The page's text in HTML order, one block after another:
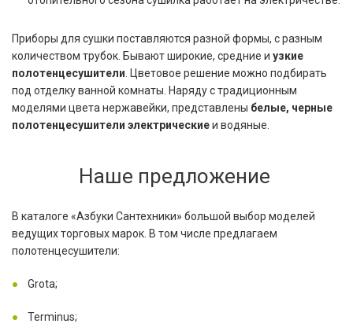
Приборы для сушки поставляются разной формы, с разным
количеством трубок. Бывают широкие, средние и узкие
полотенцесушители . Цветовое решение можно подбирать
под отделку ванной комнаты. Наряду с традиционным
моделями цвета нержавейки, представлены белые, черные
полотенцесушители электрическиеи водяные.
Наше предложение
В каталоге «Азбуки Сантехники» большой выбор моделей
ведущих торговых марок. В том числе предлагаем
полотенцесушители:
Grota;
Terminus;